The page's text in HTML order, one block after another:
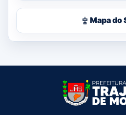
Mapa do